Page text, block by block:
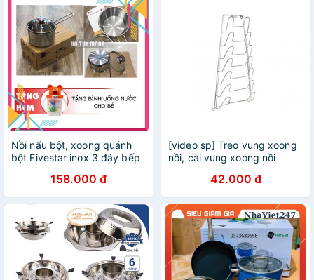
Nồi nấu bột, xoong quánh
bột Fivestar inox 3 đáy bếp
158.000 đ
[video sp] Treo vung xoong
nồi, cài vung xoong nồi
42.000 đ